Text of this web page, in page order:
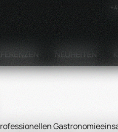
NEUHEITEN